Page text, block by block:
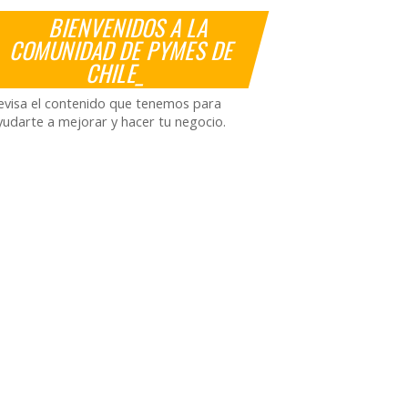
BIENVENIDOS A LA
COMUNIDAD DE PYMES DE
CHILE_
el contenido que tenemos para
a mejorar y hacer tu negocio.